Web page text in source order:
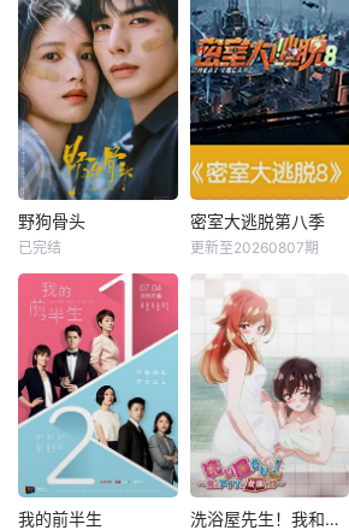
野狗骨头
已完结
密室大逃脱第八季
更新至20260807期
我的前半生 洗浴屋先生！我和那家伙在女浴池！？